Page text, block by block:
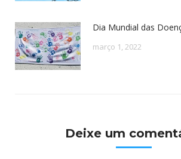
Dia Mundial das
março 1, 2022
Deixe um